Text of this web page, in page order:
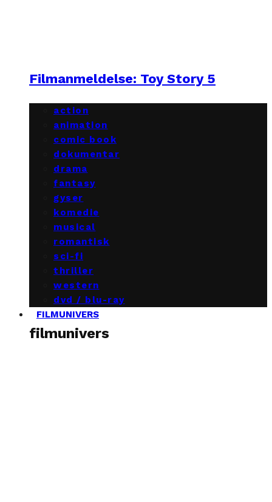
Filmanmeldelse: Toy Story 5
action
animation
comic book
dokumentar
drama
fantasy
gyser
komedie
musical
romantisk
sci-fi
thriller
western
dvd / blu-ray
FILMUNIVERS
filmunivers